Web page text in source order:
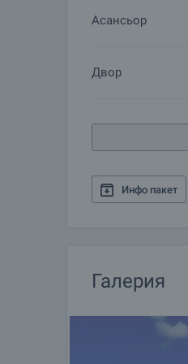
Асансьор
Двор
Инфо пакет
Галерия